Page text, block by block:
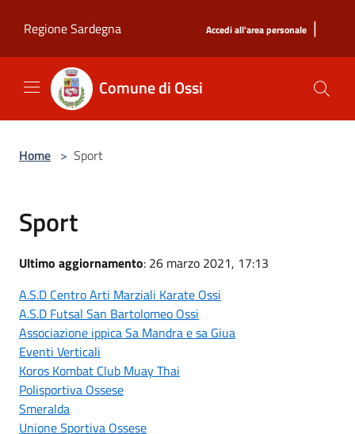
Regione Sardegna
Accedi all'area personale |
Comune di Ossi
Home > Sport
Sport
Ultimo aggiornamento: 26 marzo 2021, 17:13
A.S.D Centro Arti Marziali Karate Ossi
A.S.D Futsal San Bartolomeo Ossi
Associazione ippica Sa Mandra e sa Giua
Eventi Verticali
Koros Kombat Club Muay Thai
Polisportiva Ossese
Smeralda
Unione Sportiva Ossese